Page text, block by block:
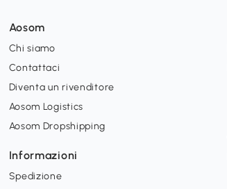
Aosom
Chi siamo
Contattaci
Diventa un rivenditore
Aosom Logistics
Aosom Dropshipping
Informazioni
Spedizione